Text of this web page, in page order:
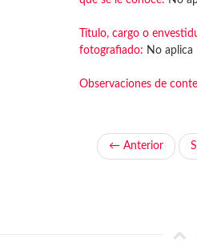
Título, cargo o
fotografiado: No aplica
Observaciones de
← Anterior